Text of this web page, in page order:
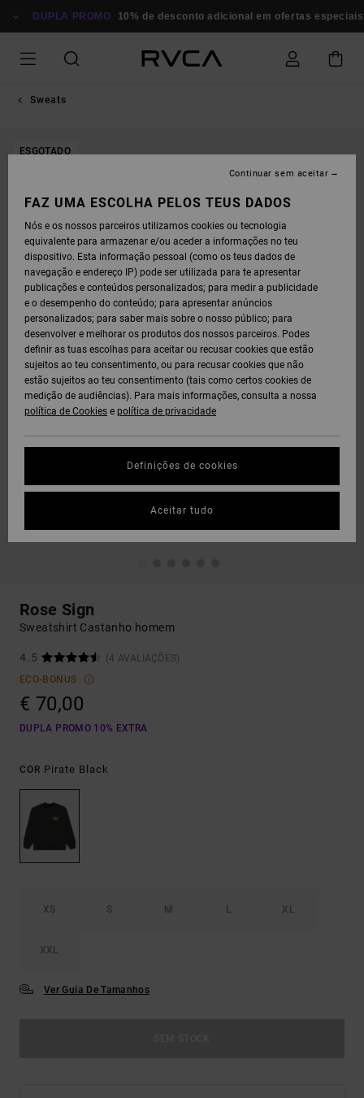
PARA
DUPLA PROMO 10% de desconto adicional em ofertas especiais
Sweats
ESGOTADO
Rose Sign
Sweatshirt Castanho homem
4.5
(4 AVALIAÇÕES)
ECO-BONUS
€ 70,00
DUPLA PROMO 10% EXTRA
COR Pirate Black
XS S M L XL
XXL
Ver Guia De Tamanhos
FAZ UMA ESCOLHA PELOS TEUS DADOS
Nós e os nossos parceiros utilizamos cookies ou tecnologia
equivalente para armazenar e/ou aceder a informações no teu
dispositivo. Esta informação pessoal (como os teus dados de
navegação e endereço IP) pode ser utilizada para te apresentar
publicações e conteúdos personalizados; para medir a publicidade
e o desempenho do conteúdo; para apresentar anúncios
personalizados; para saber mais sobre o nosso público; para
desenvolver e melhorar os produtos dos nossos parceiros. Podes
definir as tuas escolhas para aceitar ou recusar cookies que estão
sujeitos ao teu consentimento, ou para recusar cookies que não
estão sujeitos ao teu consentimento (tais como certos cookies de
medição de audiências). Para mais informações, consulta a nossa
política de Cookies e política de privacidade
Definições de cookies
Continuar sem aceitar
Aceitar tudo